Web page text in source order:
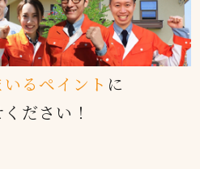
るペイント に
ださい！